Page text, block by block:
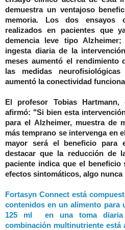
demuestra un ventajoso
memoria. Los dos ensayos
realizados en pacientes que
demencia leve tipo
ingesta diaria de la
meses aumentó el rendimiento
las medidas
aumentó la conectividad
El profesor Tobias
afirmó: "Si bien esta
para el Alzheimer, muestra de
más temprano se intervenga en
mayor será el beneficio para
destacar que la reducción de
paciente indica que el beneficio
efectos sintomáticos, algo
Fortasyn Connect está
contenidos en un alimento para
125 ml en una toma diaria
combinación multinutriente está